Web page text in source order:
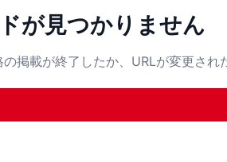
が見つかりません
掲載が終了したか、URLが変更され